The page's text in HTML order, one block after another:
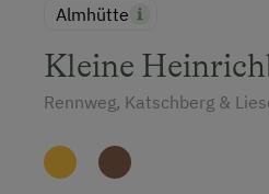
Almhütte
Kleine
Rennweg, Katschberg &